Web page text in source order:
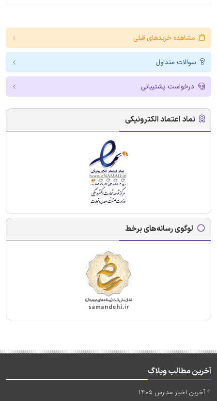
مشاهده خریدهای قبلی
سوالات متداول
درخواست پشتیبانی
نماد اعتماد الکترونیکی
لوگوی رسانه‌های برخط
آخرین مطالب وبلاگ
آخرین اخبار مدارس 1405